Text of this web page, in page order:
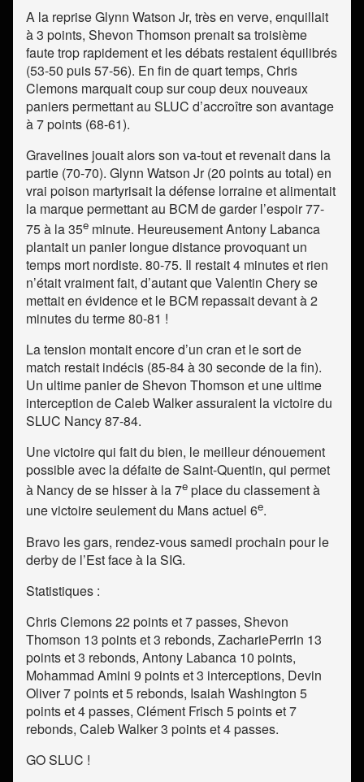
A la reprise Glynn Watson Jr, très en verve, enquillait
à 3 points, Shevon Thomson prenait sa troisième
faute trop rapidement et les débats restaient équilibrés
(53-50 puis 57-56). En fin de quart temps, Chris
Clemons marquait coup sur coup deux nouveaux
paniers permettant au SLUC d’accroître son avantage
à 7 points (68-61).
Gravelines jouait alors son va-tout et revenait dans la
partie (70-70). Glynn Watson Jr (20 points au total) en
vrai poison martyrisait la défense lorraine et alimentait
la marque permettant au BCM de garder l’espoir 77-
75 à la 35e minute. Heureusement Antony Labanca
plantait un panier longue distance provoquant un
temps mort nordiste. 80-75. Il restait 4 minutes et rien
n’était vraiment fait, d’autant que Valentin Chery se
mettait en évidence et le BCM repassait devant à 2
minutes du terme 80-81 !
La tension montait encore d’un cran et le sort de
match restait indécis (85-84 à 30 seconde de la fin).
Un ultime panier de Shevon Thomson et une ultime
interception de Caleb Walker assuraient la victoire du
SLUC Nancy 87-84.
Une victoire qui fait du bien, le meilleur dénouement
possible avec la défaite de Saint-Quentin, qui permet
à Nancy de se hisser à la 7e place du classement à
une victoire seulement du Mans actuel 6e.
Bravo les gars, rendez-vous samedi prochain pour le
derby de l’Est face à la SIG.
Statistiques :
Chris Clemons 22 points et 7 passes, Shevon
Thomson 13 points et 3 rebonds, ZachariePerrin 13
points et 3 rebonds, Antony Labanca 10 points,
Mohammad Amini 9 points et 3 interceptions, Devin
Oliver 7 points et 5 rebonds, Isaiah Washington 5
points et 4 passes, Clément Frisch 5 points et 7
rebonds, Caleb Walker 3 points et 4 passes.
GO SLUC !